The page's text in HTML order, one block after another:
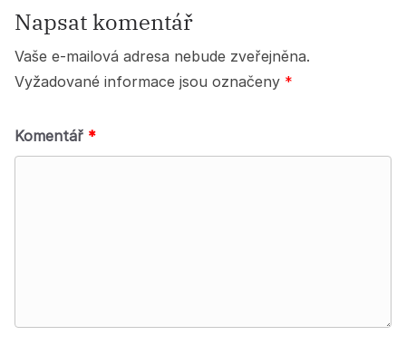
Napsat komentář
Vaše e-mailová adresa nebude zveřejněna.
Vyžadované informace jsou označeny *
Komentář *